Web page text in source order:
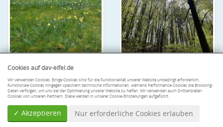
Cookies auf dav-eifel.de
Wir verwenden Cookies. Einige Cookies sind für die Funktionalität unserer Website unbedingt erforderlich.
Funktionale Cookies hingegen speichern technische Informationen, während Performance-Cookies die Browsing-
Daten verfolgen, um uns bei der Optimierung unserer Website zu helfen. Wir verwenden auch Drittanbieter-
Cookies von unseren Partnern. Diese werden in unserer Cookie-Einstellungen aufgeführt.
✓ Akzeptieren Nur erforderliche Cookies erlauben